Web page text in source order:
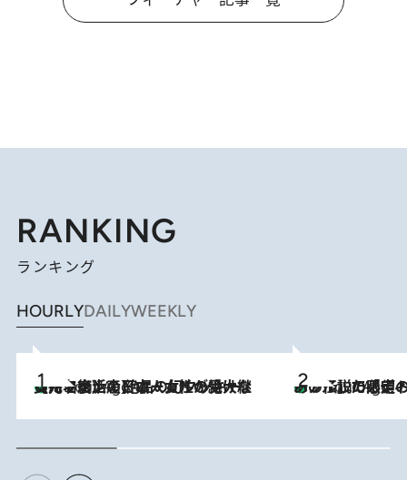
RANKING
ランキング
HOURLYDAILYWEEKLY
1 Hour Ago
【ハワイ土産】ローカルの絶大な支持で復活！ 絶品の幻クッキー《元ファンの日本人女性が受け継いだ名店》 1 Hour Ago
あの伝説の限定トートも！ リニューアルした「ディーン